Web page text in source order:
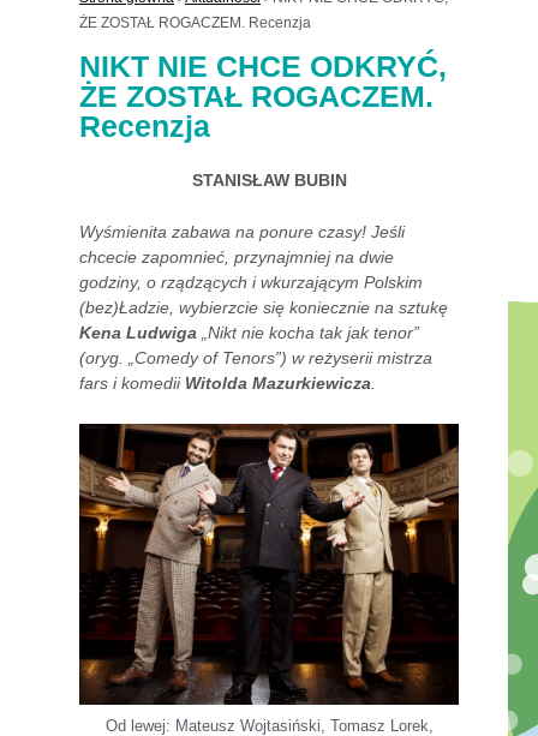
ŻE ZOSTAŁ ROGACZEM. Recenzja
NIKT NIE CHCE ODKRYĆ,
ŻE ZOSTAŁ ROGACZEM.
Recenzja
STANISŁAW BUBIN
Wyśmienita zabawa na ponure czasy! Jeśli
chcecie zapomnieć, przynajmniej na dwie
godziny, o rządzących i wkurzającym Polskim
(bez)Ładzie, wybierzcie się koniecznie na sztukę
Kena Ludwiga „Nikt nie kocha tak jak tenor”
(oryg. „Comedy of Tenors”) w reżyserii mistrza
fars i komedii Witolda Mazurkiewicza.
Od lewej: Mateusz Wojtasiński, Tomasz Lorek,